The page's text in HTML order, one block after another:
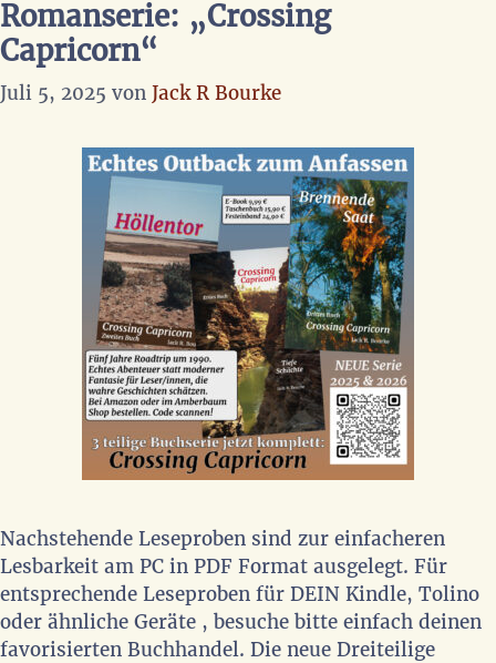
Romanserie: „Crossing
Capricorn“
Juli 5, 2025 von Jack R Bourke
Nachstehende Leseproben sind zur einfacheren
Lesbarkeit am PC in PDF Format ausgelegt. Für
entsprechende Leseproben für DEIN Kindle, Tolino
oder ähnliche Geräte , besuche bitte einfach deinen
favorisierten Buchhandel. Die neue Dreiteilige